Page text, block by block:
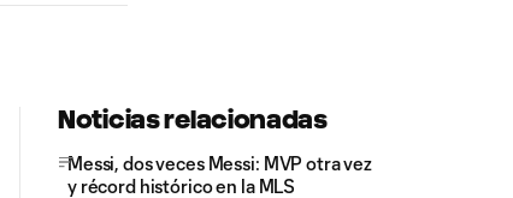
Noticias relacionadas
Messi, dos veces Messi: MVP otra vez
y récord histórico en la MLS